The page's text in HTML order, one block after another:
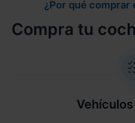
¿Por qué comprar
Compra tu